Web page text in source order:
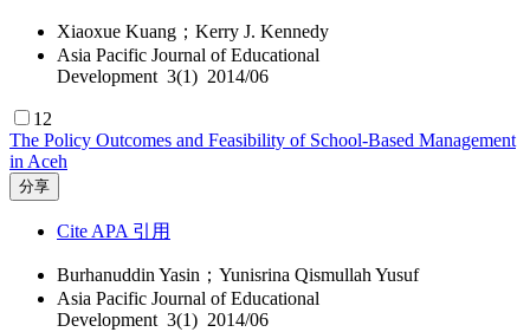
Xiaoxue Kuang；Kerry J. Kennedy
Asia Pacific Journal of Educational
Development 3(1) 2014/06
12
The Policy Outcomes and Feasibility of School-Based Management
in Aceh
分享
Cite APA 引用
Burhanuddin Yasin；Yunisrina Qismullah Yusuf
Asia Pacific Journal of Educational
Development 3(1) 2014/06